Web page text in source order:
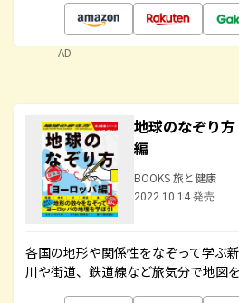
AD
地球のなぞり
編
BOOKS 旅と健康
2022.10.14 発売
各国の地形や関係性をなぞって学ぶ
川や街道、鉄道線など旅気分で地図